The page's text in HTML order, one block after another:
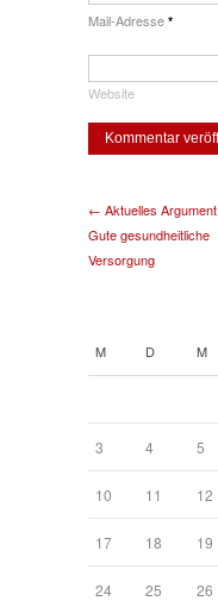
Mail-Adresse *
Website
← Aktuelles Argument:
Gute gesundheitliche
Versorgung
M D M
3 4 5
10 11 12
17 18 19
24 25 26